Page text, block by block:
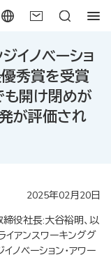
イノベーショ
優秀賞を受賞
も開け閉めが
が評価され
2025年02月20日
役社長:大谷裕明、以
イアンスワーキンググ
ノベーション・アワー